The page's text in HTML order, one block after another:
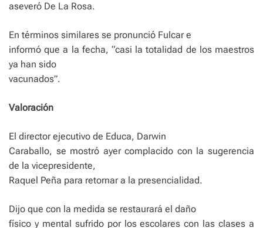
aseveró De La Rosa.
En términos similares se pronunció Fulcar e
informó que a la fecha, “casi la totalidad de los maestros
ya han sido
vacunados”.
Valoración
El director ejecutivo de Educa, Darwin
Caraballo, se mostró ayer complacido con la sugerencia
de la vicepresidente,
Raquel Peña para retornar a la presencialidad.
Dijo que con la medida se restaurará el daño
físico y mental sufrido por los escolares con las clases a